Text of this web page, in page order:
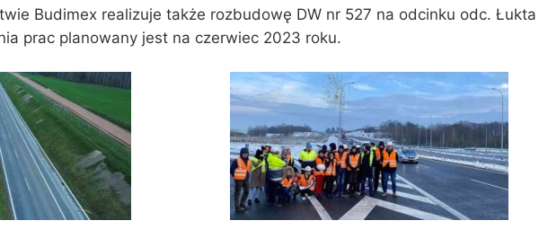
Budimex realizuje także rozbudowę DW nr 527 na odcinku odc. Łukta
prac planowany jest na czerwiec 2023 roku.